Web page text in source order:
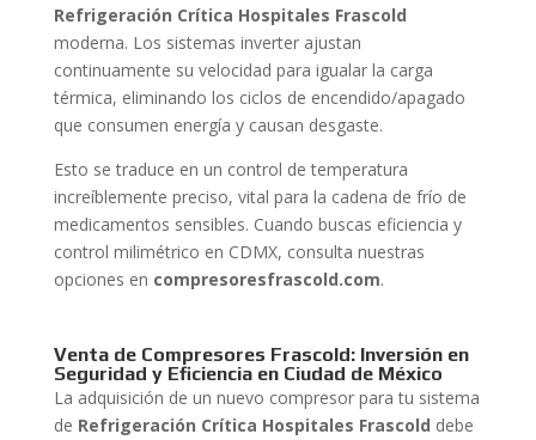
Refrigeración Crítica Hospitales Frascold
moderna. Los sistemas inverter ajustan
continuamente su velocidad para igualar la carga
térmica, eliminando los ciclos de encendido/apagado
que consumen energía y causan desgaste.
Esto se traduce en un control de temperatura
increíblemente preciso, vital para la cadena de frío de
medicamentos sensibles. Cuando buscas eficiencia y
control milimétrico en CDMX, consulta nuestras
opciones en compresoresfrascold.com.
Venta de Compresores Frascold: Inversión en
Seguridad y Eficiencia en Ciudad de México
La adquisición de un nuevo compresor para tu sistema
de Refrigeración Crítica Hospitales Frascold debe